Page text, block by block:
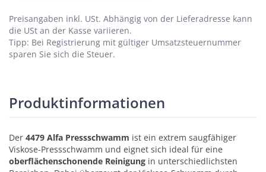
Preisangaben inkl. USt. Abhängig von der Lieferadresse kann
die USt an der Kasse variieren.
Tipp: Bei Registrierung mit gültiger Umsatzsteuernummer
sparen Sie sich die Steuer.
Produktinformationen
Der 4479 Alfa Pressschwamm ist ein extrem saugfähiger
Viskose-Pressschwamm und eignet sich ideal für eine
oberflächenschonende Reinigung in unterschiedlichsten